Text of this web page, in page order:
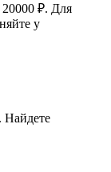
20000 ₽. Для
у
Найдете